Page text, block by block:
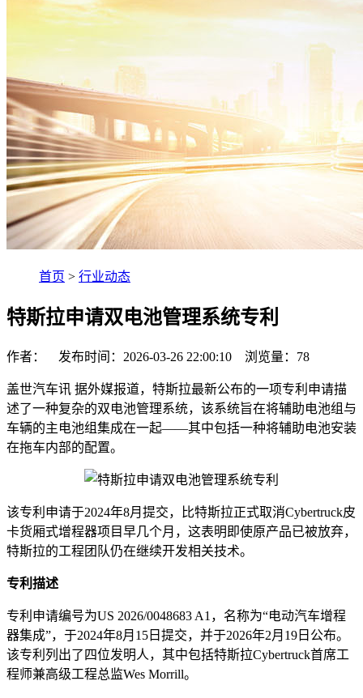
首页 > 行业动态
特斯拉申请双电池管理系统专利
作者： 发布时间：2026-03-26 22:00:10 浏览量： 78
盖世汽车讯 据外媒报道，特斯拉最新公布的一项专利申请描
述了一种复杂的双电池管理系统，该系统旨在将辅助电池组与
车辆的主电池组集成在一起——其中包括一种将辅助电池安装
在拖车内部的配置。
该专利申请于2024年8月提交，比特斯拉正式取消Cybertruck皮
卡货厢式增程器项目早几个月，这表明即使原产品已被放弃，
特斯拉的工程团队仍在继续开发相关技术。
专利描述
专利申请编号为US 2026/0048683 A1，名称为“电动汽车增程
器集成”，于2024年8月15日提交，并于2026年2月19日公布。
该专利列出了四位发明人，其中包括特斯拉Cybertruck首席工
程师兼高级工程总监Wes Morrill。